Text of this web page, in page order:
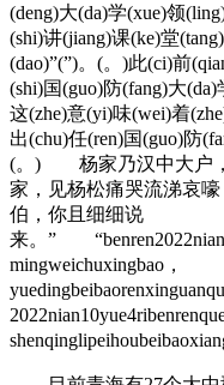
(deng)大(da)学(xue)领
(shi)讲(jiang)课(ke)堂
(dao)”(”)。(。)此(ci)前
(shi)国(guo)防(fang)大
这(zhe)意(yi)味(wei)着
出(chu)任(ren)国(guo)防
(。) 杨家乃汉中大户，
家，见杨松痛哭流涕哀
伯，你且细细说
来。”
mingweichuxingbao，